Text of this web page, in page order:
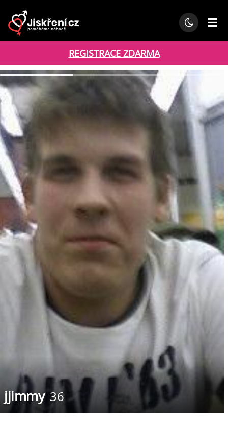
REGISTRACE ZDARMA
jjimmy 36